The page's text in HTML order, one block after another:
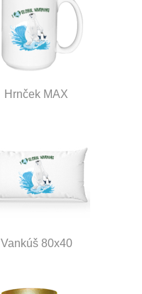
Hrnček MAX
Vankúš 80x40